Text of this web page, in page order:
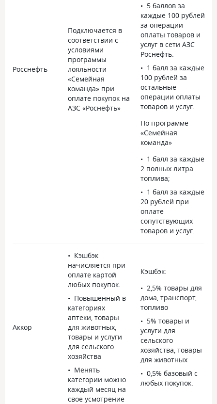
Росснефть
Подключается в
соответствии с
условиями
программы
лояльности
«Семейная
команда» при
оплате покупок на
АЗС «Роснефть»
5 баллов за
каждые 100 рублей
за операции
оплаты товаров и
услуг в сети АЗС
Роснефть.
1 балл за каждые
100 рублей за
остальные
операции оплаты
товаров и услуг.
По программе
«Семейная
команда»
1 балл за каждые
2 полных литра
топлива;
1 балл за каждые
20 рублей при
оплате
сопутствующих
товаров и услуг.
Аккор
Кэшбэк
начисляется при
оплате картой
любых покупок.
Повышенный в
категориях
аптеки, товары
для животных,
товары и услуги
для сельского
хозяйства
Менять
категории можно
каждый месяц на
свое усмотрение
Кэшбэк:
2,5% товары для
дома, транспорт,
топливо
5% товары и
услуги для
сельского
хозяйства, товары
для животных
0,5% базовый с
любых покупок.